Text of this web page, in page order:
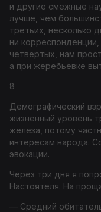
и другие смежные
лучше, чем
третьих, несколько
ни
четвертых, нам
а при жеребьевке
8
Демографический
жизненный уровень
железа, потому
интересам народа.
эвокации.
Через три дня я
Настоятеля. На
— Средний